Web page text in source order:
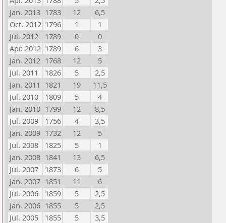
Jan. 2013 1783 12
6,5
Oct. 2012 1796 1
1
Jul. 2012
1789 0
0
Apr. 2012 1789 6
3
Jan. 2012 1768 12
5
Jul. 2011
1826 5
2,5
Jan. 2011 1821 19
11,5
Jul. 2010
1809 5
4
Jan. 2010 1799 12
8,5
Jul. 2009
1756 4
3,5
Jan. 2009 1732 12
5
Jul. 2008
1825 5
1
Jan. 2008 1841 13
6,5
Jul. 2007
1873 6
5
Jan. 2007 1851 11
6
Jul. 2006
1859 5
2,5
Jan. 2006 1855 5
2,5
Jul. 2005
1855 5
3,5